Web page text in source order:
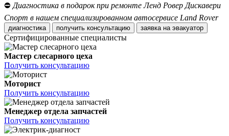
⛔ Диагностика в подарок при ремонте Ленд Ровер Дискавери
Спорт в нашем специализированном автосервисе Land Rover
диагностика получить консультацию заявка на эвакуатор
Сертифицированные специалисты
Мастер слесарного цеха
Получить консультацию
Моторист
Получить консультацию
Менеджер отдела запчастей
Получить консультацию